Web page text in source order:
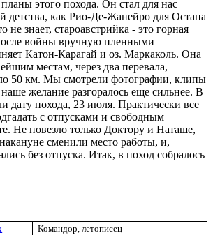
этого похода. Он стал для нас
детства, как Рио-Де-Жанейро для Остапа
не знает, староавстрийка - это горная
войны вручную пленными
Катон-Карагай и оз. Маркаколь. Она
местам, через два перевала,
50 км. Мы смотрели фотографии, клипы
желание разгоралось еще сильнее. В
дату похода, 23 июля. Практически все
с отпусками и свободным
Не повезло только Доктору и Наташе,
сменили место работы, и,
без отпуска. Итак, в поход собралось
Командор, летописец